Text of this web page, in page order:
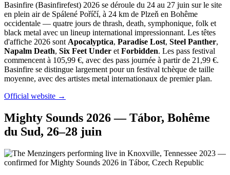
Basinfire (Basinfirefest) 2026 se déroule du 24 au 27 juin sur le site
en plein air de Spálené Poříčí, à 24 km de Plzeň en Bohême
occidentale — quatre jours de thrash, death, symphonique, folk et
black metal avec un lineup international impressionnant. Les têtes
d'affiche 2026 sont Apocalyptica, Paradise Lost, Steel Panther,
Napalm Death, Six Feet Under et Forbidden. Les pass festival
commencent à 105,99 €, avec des pass journée à partir de 21,99 €.
Basinfire se distingue largement pour un festival tchèque de taille
moyenne, avec des artistes metal internationaux de premier plan.
Official website →
Mighty Sounds 2026 — Tábor, Bohême
du Sud, 26–28 juin